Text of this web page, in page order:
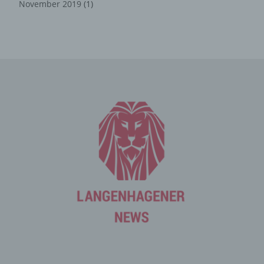
November 2019 (1)
Internet-Service-Provider (ISP) der betroffenen Person
Verantwortlichen erforderlich. Eine Weitergabe dieser
Daten an Dritte erfolgt grundsätzlich nicht, sofern keine
gesetzliche Pflicht zur Weitergabe besteht oder die
Weitergabe der Strafverfolgung dient.
Die Registrierung der betroffenen Person unter
freiwilliger Angabe personenbezogener Daten dient dem
für die Verarbeitung Verantwortlichen dazu, der
die aufgrund der Natur der Sache nur registrierten